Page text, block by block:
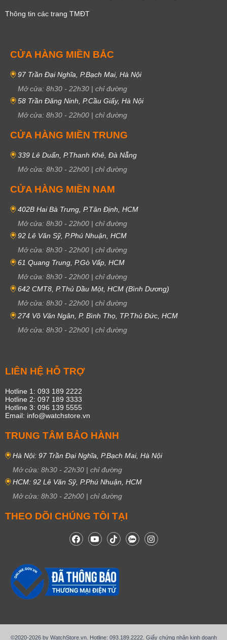
Thông tin các trang TMĐT
CỬA HÀNG MIỀN BẮC
97 Trần Đại Nghĩa, P.Bạch Mai, Hà Nội
Mở cửa: 8h30 - 22h30 | chỉ đường
58 Trần Đăng Ninh, P.Cầu Giấy, Hà Nội
Mở cửa: 8h30 - 22h00 | chỉ đường
CỬA HÀNG MIỀN TRUNG
339 Lê Duẩn, P.Thanh Khê, Đà Nẵng
Mở cửa: 8h30 - 22h00 | chỉ đường
CỬA HÀNG MIỀN NAM
402B Hai Bà Trưng, P.Tân Định, HCM
Mở cửa: 8h30 - 22h00 | chỉ đường
92 Lê Văn Sỹ, P.Phú Nhuận, HCM
Mở cửa: 8h30 - 22h00 | chỉ đường
61 Quang Trung, P.Gò Vấp, HCM
Mở cửa: 8h30 - 22h00 | chỉ đường
642 CMT8, P.Thủ Dầu Một, HCM (Bình Dương)
Mở cửa: 8h30 - 22h00 | chỉ đường
274 Võ Văn Ngân, P. Bình Thọ, TP.Thủ Đức, HCM
Mở cửa: 8h30 - 22h00 | chỉ đường
LIÊN HỆ HỖ TRỢ
Hotline 1: 093 189 2222
Hotline 2: 097 189 3333
Hotline 3: 096 139 5555
Email: info@watchstore.vn
TRUNG TÂM BẢO HÀNH
Hà Nội: 97 Trần Đại Nghĩa, P.Bạch Mai, Hà Nội
Mở cửa: 8h30 - 22h30 | chỉ đường
HCM: 92 Lê Văn Sỹ, P.Phú Nhuận, HCM
Mở cửa: 8h30 - 22h00 | chỉ đường
THEO DÕI CHÚNG TÔI TẠI
©2020-2026 by WatchStore.vn. Hotline: 093.189.2222. Giấy chứng nhận kinh doanh